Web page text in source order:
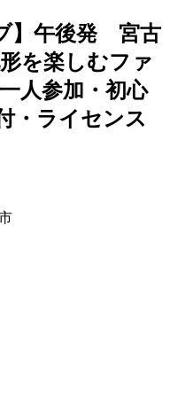
】午後発 宮古
を楽しむファ
人参加・初心
・ライセンス